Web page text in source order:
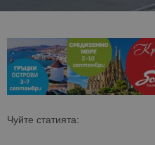
Чуйте статията: